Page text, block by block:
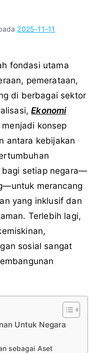
2025-11-11
fondasi utama
pemerataan,
di berbagai sektor
Ekonomi
menjadi konsep
antara kebijakan
bagi setiap negara—
merancang
yang inklusif dan
Terlebih lagi,
sosial sangat
Untuk Negara
sebagai Aset